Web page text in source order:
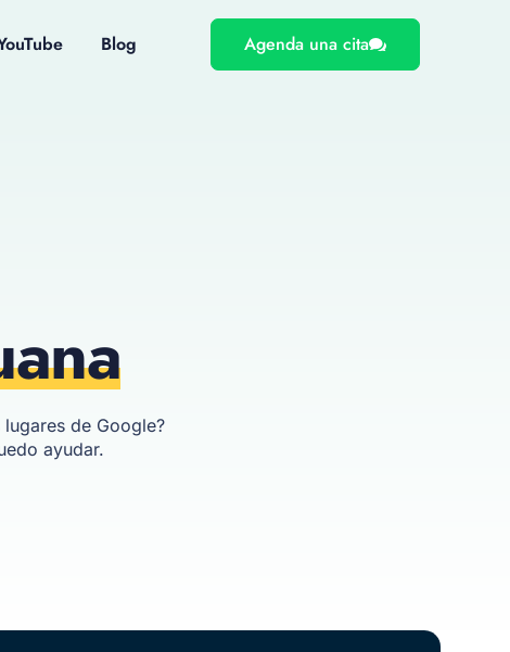
Blog Agenda una cita
de Google?
ayudar.